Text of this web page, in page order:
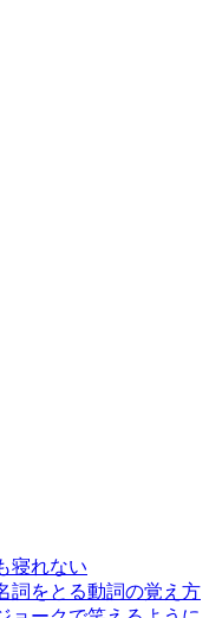
寝れない
詞をとる動詞の覚え方